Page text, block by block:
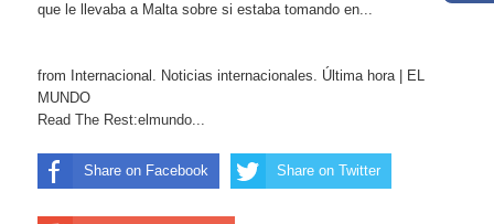
que le llevaba a Malta sobre si estaba tomando en...
from Internacional. Noticias internacionales. Última hora | EL
MUNDO
Read The Rest:elmundo...
Share on Facebook Share on Twitter